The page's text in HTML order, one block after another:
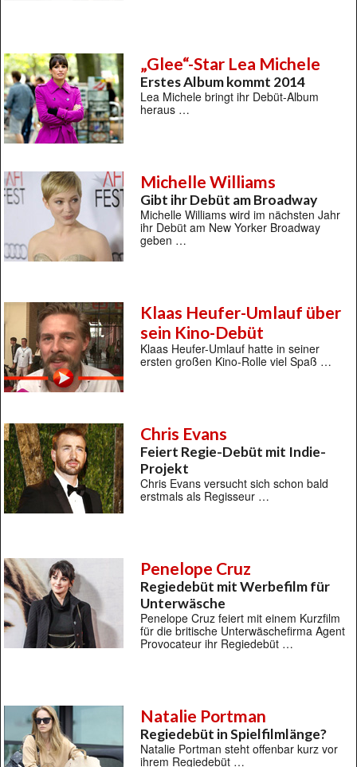
„Glee“-Star Lea Michele
Erstes Album kommt 2014
Lea Michele bringt ihr Debüt-Album
heraus …
Michelle Williams
Gibt ihr Debüt am Broadway
Michelle Williams wird im nächsten Jahr
ihr Debüt am New Yorker Broadway
geben …
Klaas Heufer-Umlauf über
sein Kino-Debüt
Klaas Heufer-Umlauf hatte in seiner
ersten großen Kino-Rolle viel Spaß …
Chris Evans
Feiert Regie-Debüt mit Indie-
Projekt
Chris Evans versucht sich schon bald
erstmals als Regisseur …
Penelope Cruz
Regiedebüt mit Werbefilm für
Unterwäsche
Penelope Cruz feiert mit einem Kurzfilm
für die britische Unterwäschefirma Agent
Provocateur ihr Regiedebüt …
Natalie Portman
Regiedebüt in Spielfilmlänge?
Natalie Portman steht offenbar kurz vor
ihrem Regiedebüt …